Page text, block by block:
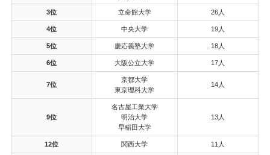
3位 立命館大学 26人
4位 中央大学 19人
5位 慶応義塾大学 18人
6位 大阪公立大学 17人
7位
京都大学
東京理科大学
14人
9位
名古屋工業大学
明治大学
早稲田大学
13人
12位 関西大学 11人